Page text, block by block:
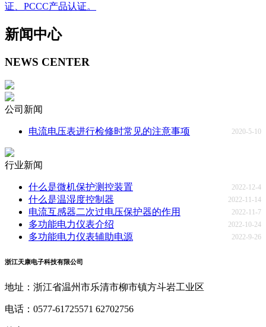
证、PCCC产品认证。
新闻中心
NEWS CENTER
公司新闻
电流电压表进行检修时常见的注意事项 2020-5-10
行业新闻
什么是微机保护测控装置 2022-12-4
什么是温湿度控制器 2022-11-14
电流互感器二次过电压保护器的作用 2022-11-7
多功能电力仪表介绍 2022-10-24
多功能电力仪表辅助电源 2022-9-26
浙江天康电子科技有限公司
地址：浙江省温州市乐清市柳市镇方斗岩工业区
电话：0577-61725571 62702756